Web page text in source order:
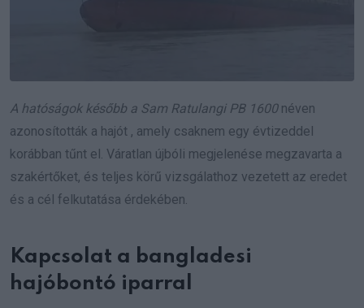
A hatóságok később a Sam Ratulangi PB 1600néven
azonosították a hajót , amely csaknem egy évtizeddel
korábban tűnt el. Váratlan újbóli megjelenése megzavarta a
szakértőket, és teljes körű vizsgálathoz vezetett az eredet
és a cél felkutatása érdekében.
Kapcsolat a bangladesi
hajóbontó iparral